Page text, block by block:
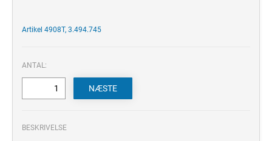
Artikel 4908T, 3.494.745
ANTAL:
BESKRIVELSE